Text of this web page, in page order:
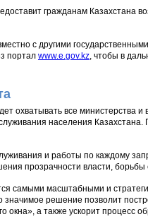
гражданам Казахстана
с другими
портал www.e.gov.kz, чтобы в
охватывать все министерства и
населения
и работы по каждому
прозрачности власти, борьбы
масштабными и
решение позволит
а также ускорит процесс